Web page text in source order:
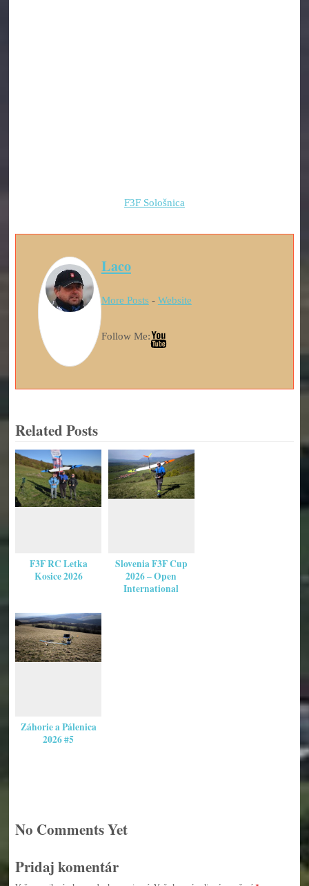
F3F Sološnica
Laco
More Posts- Website
Follow Me:
Related Posts
F3F RC Letka
Kosice 2026
Slovenia F3F Cup
2026 – Open
International
Záhorie a Pálenica
2026 #5
No Comments Yet
Pridaj komentár